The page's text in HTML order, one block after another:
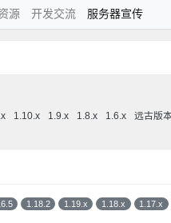
源 开发交流 服务器宣传
1.10.x 1.9.x 1.8.x 1.6.x 远古版
1.18.2 1.19.x 1.18.x 1.17.x